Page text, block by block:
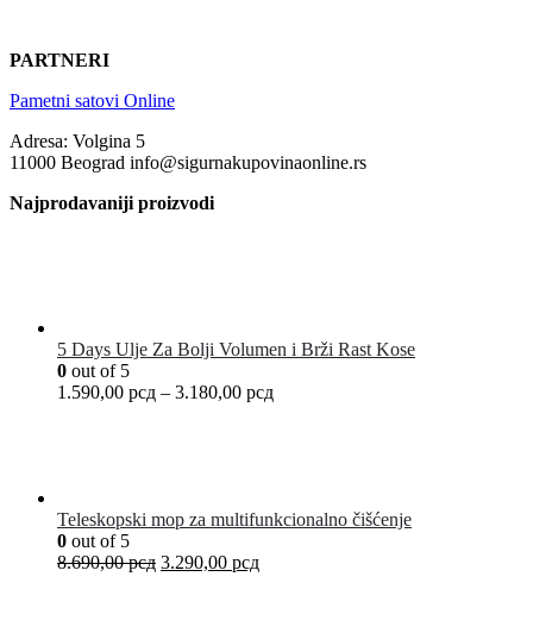
PARTNERI
Pametni satovi Online
Adresa: Volgina 5
11000 Beograd info@sigurnakupovinaonline.rs
Najprodavaniji proizvodi
5 Days Ulje Za Bolji Volumen i Brži Rast Kose
0 out of 5
1.590,00 рсд – 3.180,00 рсд
Teleskopski mop za multifunkcionalno čišćenje
0 out of 5
8.690,00рсд 3.290,00 рсд